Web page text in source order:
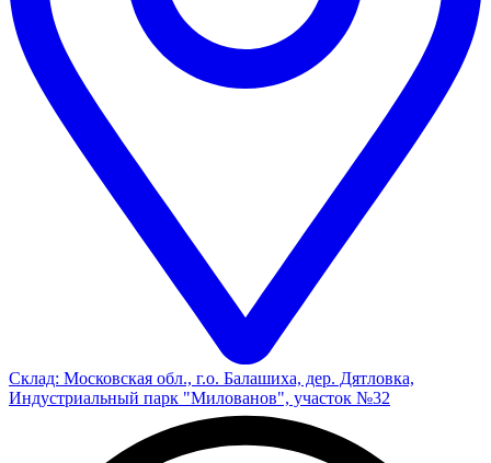
Склад: Московская обл., г.о. Балашиха, дер. Дятловка,
Индустриальный парк "Милованов", участок №32